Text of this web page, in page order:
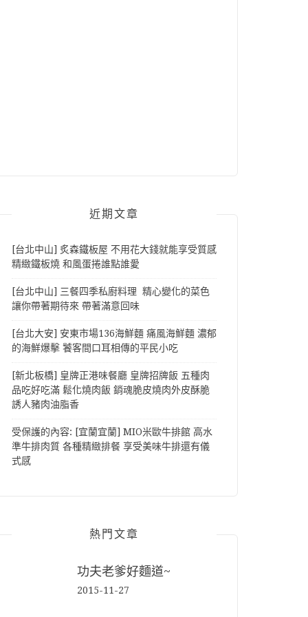
近期文章
[台北中山] 炙森鐵板屋 不用花大錢就能享受質感
精緻鐵板燒 和風蛋捲誰點誰愛
[台北中山] 三餐四季私廚料理 精心變化的菜色
讓你帶著期待來 帶著滿意回味
[台北大安] 安東市場136海鮮麵 痛風海鮮麵 濃郁
的海鮮爆擊 饕客間口耳相傳的平民小吃
[新北板橋] 皇牌正港味餐廳 皇牌招牌飯 五種肉
品吃好吃滿 鬆化燒肉飯 銷魂脆皮燒肉外皮酥脆
誘人豬肉油脂香
受保護的內容: [宜蘭宜蘭] MIO米歐牛排館 高水
準牛排肉質 各種精緻排餐 享受美味牛排還有儀
式感
熱門文章
功夫老爹好麵道~
2015-11-27